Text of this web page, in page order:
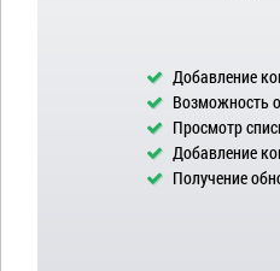
Добавление
Возможность
Просмотр
Добавление
Получение